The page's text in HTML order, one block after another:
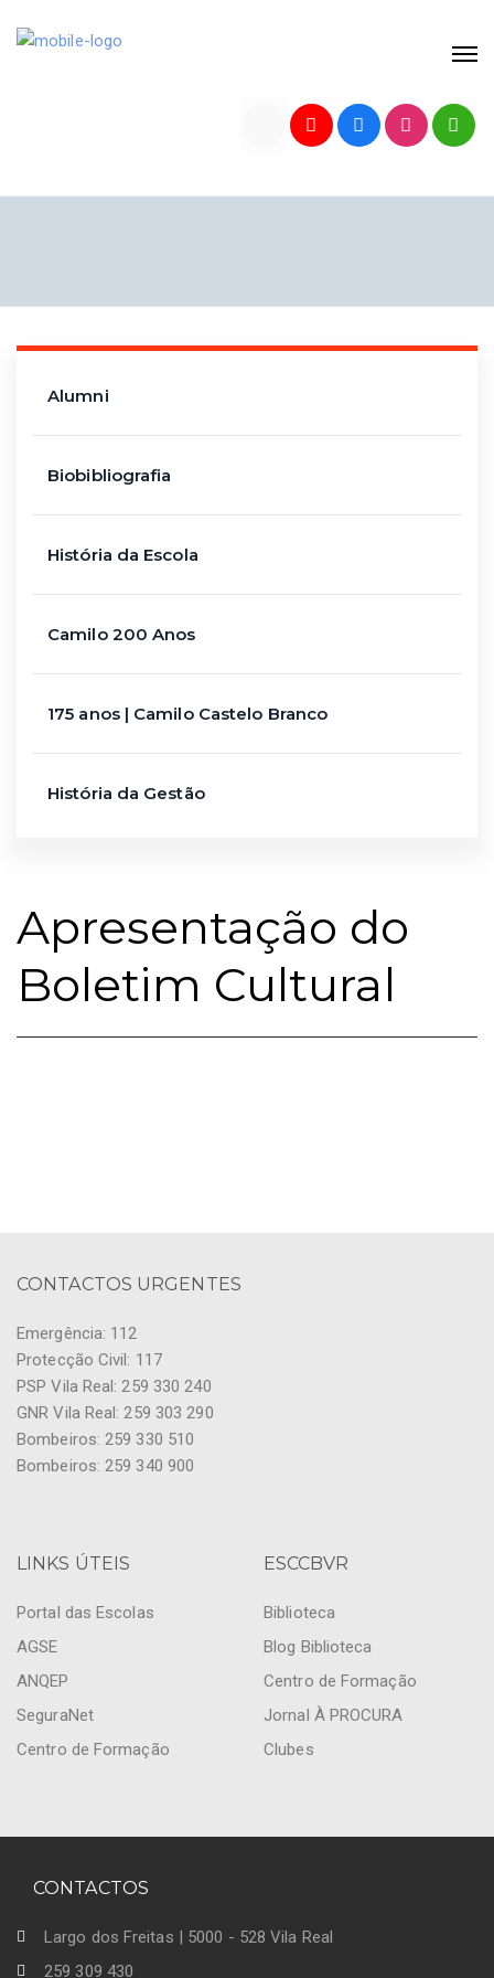
Alumni
Biobibliografia
História da Escola
Camilo 200 Anos
175 anos | Camilo Castelo Branco
História da Gestão
Apresentação do
Boletim Cultural
CONTACTOS URGENTES
Emergência: 112
Protecção Civil: 117
PSP Vila Real: 259 330 240
GNR Vila Real: 259 303 290
Bombeiros: 259 330 510
Bombeiros: 259 340 900
LINKS ÚTEIS
Portal das Escolas
AGSE
ANQEP
SeguraNet
Centro de Formação
ESCCBVR
Biblioteca
Blog Biblioteca
Centro de Formação
Jornal À PROCURA
Clubes
CONTACTOS
Largo dos Freitas | 5000 - 528 Vila Real
259 309 430